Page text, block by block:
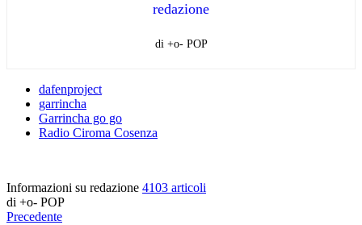
redazione
di +o- POP
dafenproject
garrincha
Garrincha go go
Radio Ciroma Cosenza
Informazioni su redazione 4103 articoli
di +o- POP
Precedente